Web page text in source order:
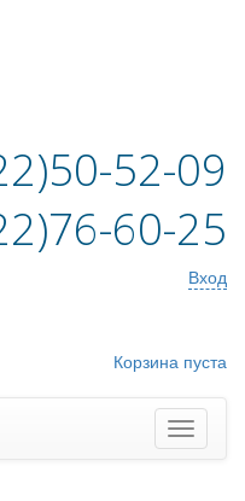
52-09
60-25
Вход
Корзина пуста